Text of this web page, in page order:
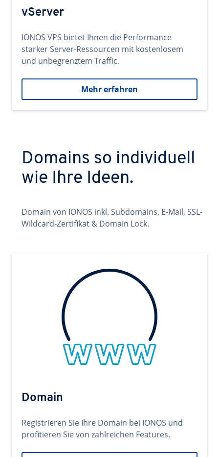
vServer
IONOS VPS bietet Ihnen die Performance
starker Server-Ressourcen mit kostenlosem
und unbegrenztem Traffic.
Mehr erfahren
Domains so individuell
wie Ihre Ideen.
Domain von IONOS inkl. Subdomains, E-Mail, SSL-
Wildcard-Zertifikat & Domain Lock.
Domain
Registrieren Sie Ihre Domain bei IONOS und
profitieren Sie von zahlreichen Features.